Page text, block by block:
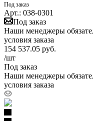
Под заказ
Арт.: 038-0301
Под заказ
Наши менеджеры
условия заказа
154 537.05 руб.
/шт
Под заказ
Наши менеджеры
условия заказа